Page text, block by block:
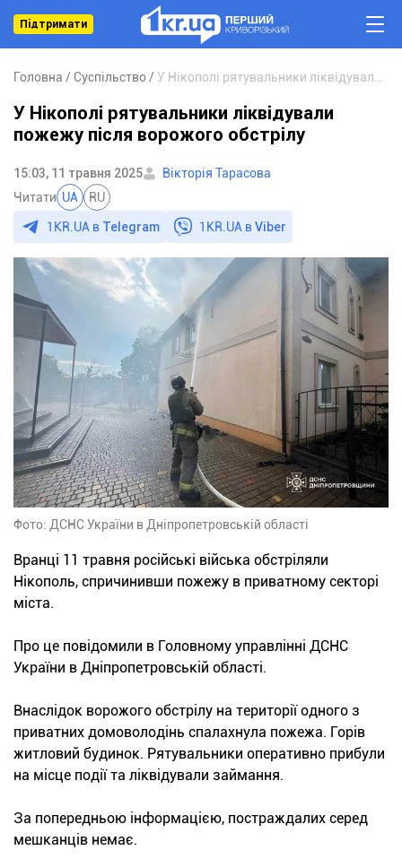
Підтримати
Головна Суспільство
У Нікополі рятувальники ліквідували
пожежу після ворожого обстрілу
15:03, 11 травня 2025
Вікторія Тарасова
Читати UA RU
1KR.UA в Telegram 1KR.UA вViber
Фото: ДСНС України в Дніпропетровській області
Вранці 11 травня російські війська обстріляли
Нікополь, спричинивши пожежу в приватному секторі
міста.
Про це повідомили в Головному управлінні ДСНС
України в Дніпропетровській області.
Внаслідок ворожого обстрілу на території одного з
приватних домоволодінь спалахнула пожежа. Горів
житловий будинок. Рятувальники оперативно прибули
на місце події та ліквідували займання.
За попередньою інформацією, постраждалих серед
мешканців немає.